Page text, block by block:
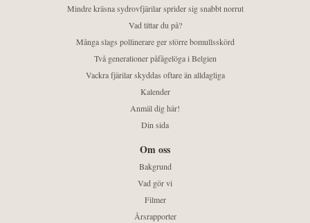
Mindre kräsna sydrovfjärilar sprider sig snabbt norrut
Vad tittar du på?
Många slags pollinerare ger större bomullsskörd
Två generationer påfågelöga i Belgien
Vackra fjärilar skyddas oftare än alldagliga
Kalender
Anmäl dig här!
Din sida
Om oss
Bakgrund
Vad gör vi
Filmer
Årsrapporter